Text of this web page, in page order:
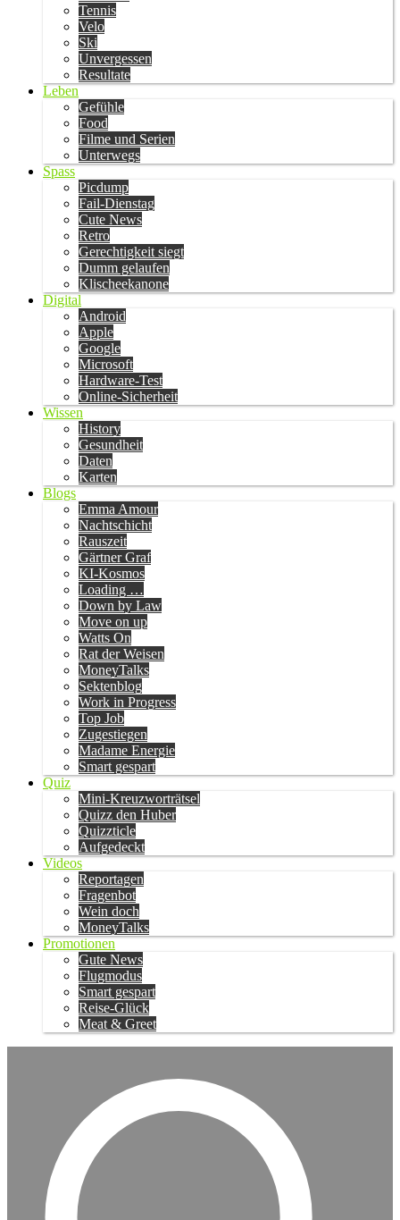
Tennis
Velo
Ski
Unvergessen
Resultate
Leben
Gefühle
Food
Filme und Serien
Unterwegs
Spass
Picdump
Fail-Dienstag
Cute News
Retro
Gerechtigkeit siegt
Dumm gelaufen
Klischeekanone
Digital
Android
Apple
Google
Microsoft
Hardware-Test
Online-Sicherheit
Wissen
History
Gesundheit
Daten
Karten
Blogs
Emma Amour
Nachtschicht
Rauszeit
Gärtner Graf
KI-Kosmos
Loading …
Down by Law
Move on up
Watts On
Rat der Weisen
MoneyTalks
Sektenblog
Work in Progress
Top Job
Zugestiegen
Madame Energie
Smart gespart
Quiz
Mini-Kreuzworträtsel
Quizz den Huber
Quizzticle
Aufgedeckt
Videos
Reportagen
Fragenbot
Wein doch
MoneyTalks
Promotionen
Gute News
Flugmodus
Smart gespart
Reise-Glück
Meat & Greet